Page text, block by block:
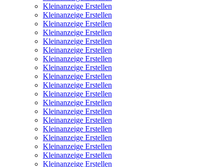
Kleinanzeige Erstellen
Kleinanzeige Erstellen
Kleinanzeige Erstellen
Kleinanzeige Erstellen
Kleinanzeige Erstellen
Kleinanzeige Erstellen
Kleinanzeige Erstellen
Kleinanzeige Erstellen
Kleinanzeige Erstellen
Kleinanzeige Erstellen
Kleinanzeige Erstellen
Kleinanzeige Erstellen
Kleinanzeige Erstellen
Kleinanzeige Erstellen
Kleinanzeige Erstellen
Kleinanzeige Erstellen
Kleinanzeige Erstellen
Kleinanzeige Erstellen
Kleinanzeige Erstellen